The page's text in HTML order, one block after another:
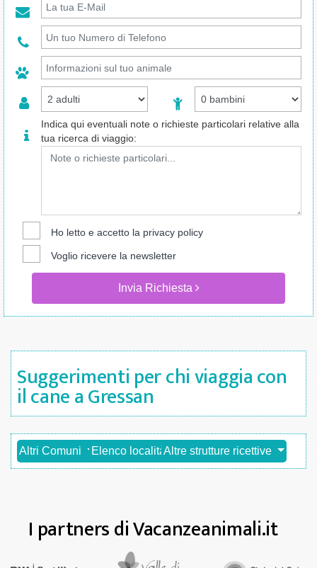
Indica qui eventuali note o richieste particolari relative alla
tua ricerca di viaggio:
Ho letto e accetto la privacy policy
Voglio ricevere la newsletter
Invia Richiesta
Suggerimenti per chi viaggia con
il cane a Gressan
Altri Comuni Elenco localitàAltre strutture ricettive
I partners di Vacanzeanimali.it